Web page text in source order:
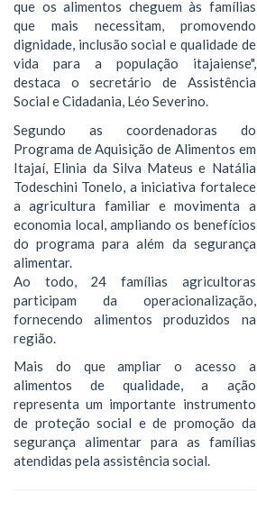
que os alimentos cheguem às famílias
que mais necessitam, promovendo
dignidade, inclusão social e qualidade de
vida para a população itajaiense",
destaca o secretário de Assistência
Social e Cidadania, Léo Severino.
Segundo as coordenadoras do
Programa de Aquisição de Alimentos em
Itajaí, Elinia da Silva Mateus e Natália
Todeschini Tonelo, a iniciativa fortalece
a agricultura familiar e movimenta a
economia local, ampliando os benefícios
do programa para além da segurança
alimentar.
Ao todo, 24 famílias agricultoras
participam da operacionalização,
fornecendo alimentos produzidos na
região.
Mais do que ampliar o acesso a
alimentos de qualidade, a ação
representa um importante instrumento
de proteção social e de promoção da
segurança alimentar para as famílias
atendidas pela assistência social.